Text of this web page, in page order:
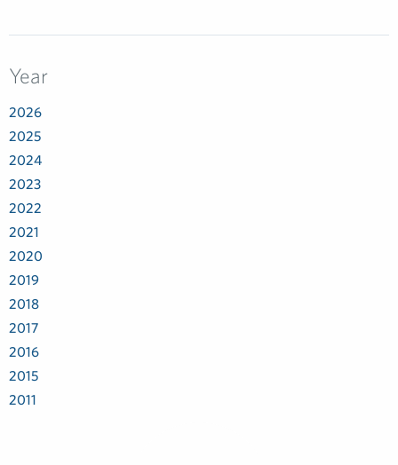
Year
2026
2025
2024
2023
2022
2021
2020
2019
2018
2017
2016
2015
2011